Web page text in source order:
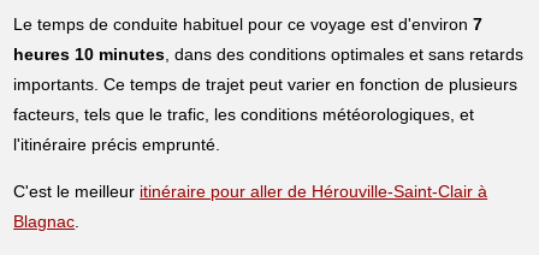
Le temps de conduite habituel pour ce voyage est d'environ7
heures 10 minutes, dans des conditions optimales et sans retards
importants. Ce temps de trajet peut varier en fonction de plusieurs
facteurs, tels que le trafic, les conditions météorologiques, et
l'itinéraire précis emprunté.
C'est le meilleur itinéraire pour aller de Hérouville-Saint-Clair à
Blagnac.